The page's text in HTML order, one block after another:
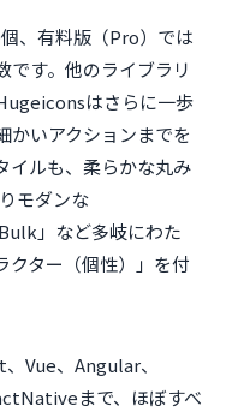
、有料版（Pro）では
です。他のライブラリ
はさらに一歩
かいアクションまでを
イルも、柔らかな丸み
モダンな
」など多岐にわた
クター（個性）」を付
Vue、Angular、
まで、ほぼすべ